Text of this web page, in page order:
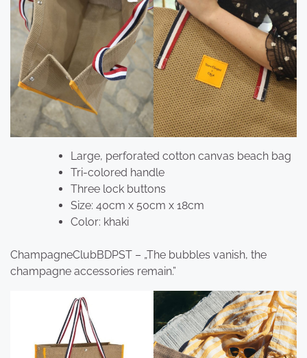
Large, perforated cotton canvas beach bag
Tri-colored handle
Three lock buttons
Size: 40cm x 50cm x 18cm
Color: khaki
ChampagneClubBDPST – „The bubbles vanish, the
champagne accessories remain.”